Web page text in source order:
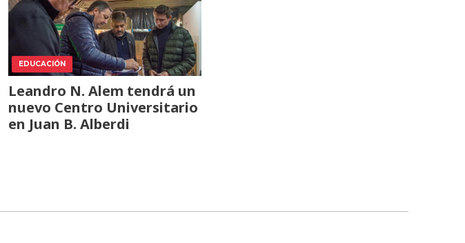
EDUCACIÓN
Leandro N. Alem tendrá un
nuevo Centro Universitario
en Juan B. Alberdi